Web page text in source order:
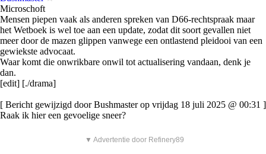
Microschoft
Mensen piepen vaak als anderen spreken van D66-rechtspraak maar
het Wetboek is wel toe aan een update, zodat dit soort gevallen niet
meer door de mazen glippen vanwege een ontlastend pleidooi van een
gewiekste advocaat.
Waar komt die onwrikbare onwil tot actualisering vandaan, denk je
dan.
[edit] [./drama]
[ Bericht gewijzigd door Bushmaster op vrijdag 18 juli 2025 @ 00:31 ]
Raak ik hier een gevoelige sneer?
▼ Advertentie door Refinery89